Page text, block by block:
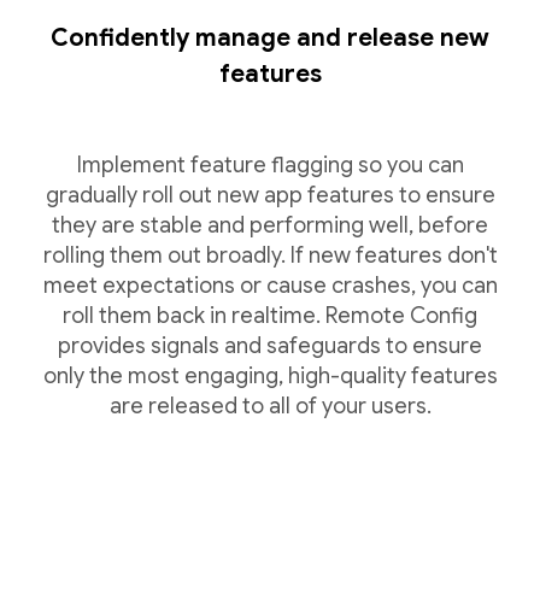
Confidently manage and release new
features
Implement feature flagging so you can
gradually roll out new app features to ensure
they are stable and performing well, before
rolling them out broadly. If new features don't
meet expectations or cause crashes, you can
roll them back in realtime. Remote Config
provides signals and safeguards to ensure
only the most engaging, high-quality features
are released to all of your users.